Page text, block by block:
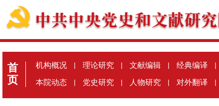
首
页
机构概况 | 理论研究 | 文献编辑 | 经典编译 |
本院动态 | 党史研究 | 人物研究 | 对外翻译 |